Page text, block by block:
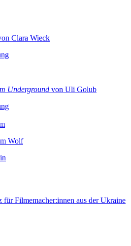
Clara Wieck
Underground von Uli Golub
Wolf
Filmemacher:innen aus der Ukraine